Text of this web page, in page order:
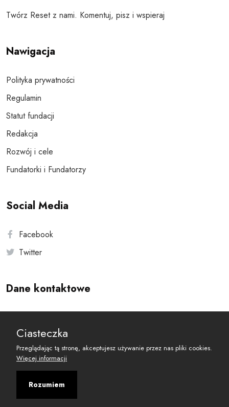
Twórz Reset z nami. Komentuj, pisz i wspieraj
Nawigacja
Polityka prywatności
Regulamin
Statut fundacji
Redakcja
Rozwój i cele
Fundatorki i Fundatorzy
Social Media
Facebook
Twitter
Dane kontaktowe
reset@resetobywatelski.pl
Ciasteczka
Przeglądając tą stronę, akceptujesz używanie przez nas pliki cookies.
Więcej informacji
Rozumiem